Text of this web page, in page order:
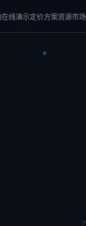
在线演示定价方案资源市场